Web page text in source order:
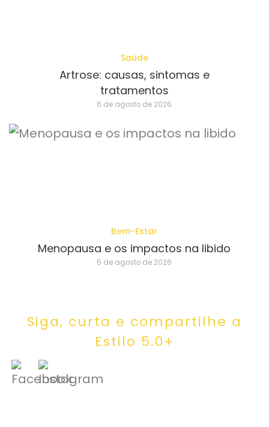
Saúde
Artrose: causas, sintomas e
tratamentos
6 de agosto de 2026
Bem-Estar
Menopausa e os impactos na libido
5 de agosto de 2026
Siga, curta e compartilhe a
Estilo 5.0+